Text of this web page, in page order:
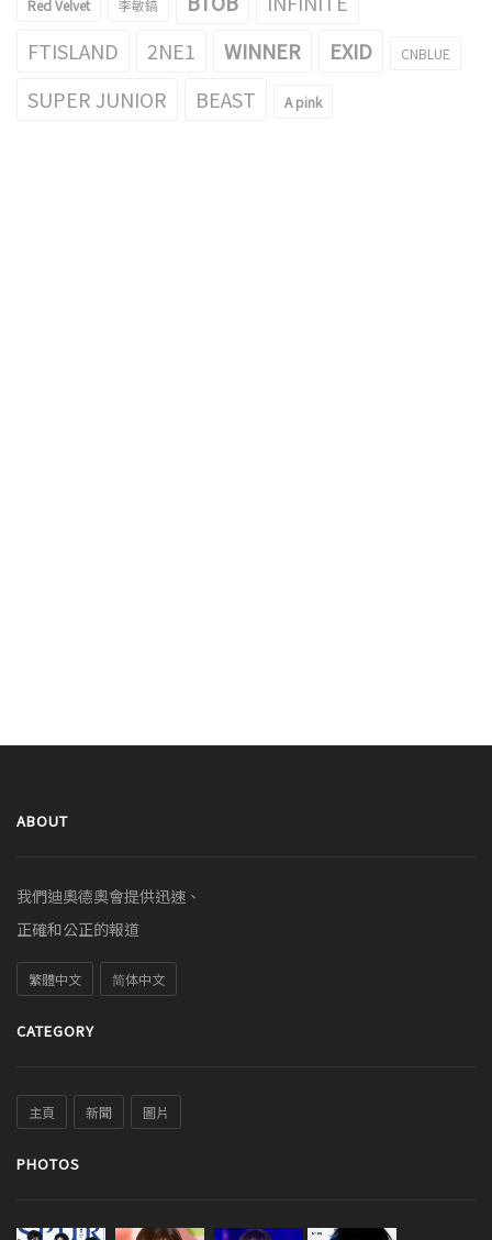
Red Velvet 李敏鎬
FTISLAND
2NE1 WINNER EXID CNBLUE
SUPER JUNIOR BEAST A pink
ABOUT
我們迪奧德奧會提供迅速、
正確和公正的報道
繁體中文 简体中文
CATEGORY
主頁 新聞 圖片
PHOTOS